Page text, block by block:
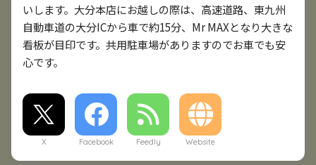
いします。大分本店にお越しの際は、高速道路、東九州
自動車道の大分ICから車で約15分、Mr MAXとなり大きな
看板が目印です。共用駐車場がありますのでお車でも安
心です。
X Facebook Feedly Website